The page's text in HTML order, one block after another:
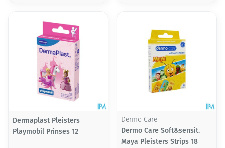
Dermaplast Pleisters
Playmobil Prinses 12
Dermo Care
Dermo Care Soft&sensit.
Maya Pleisters Strips 18